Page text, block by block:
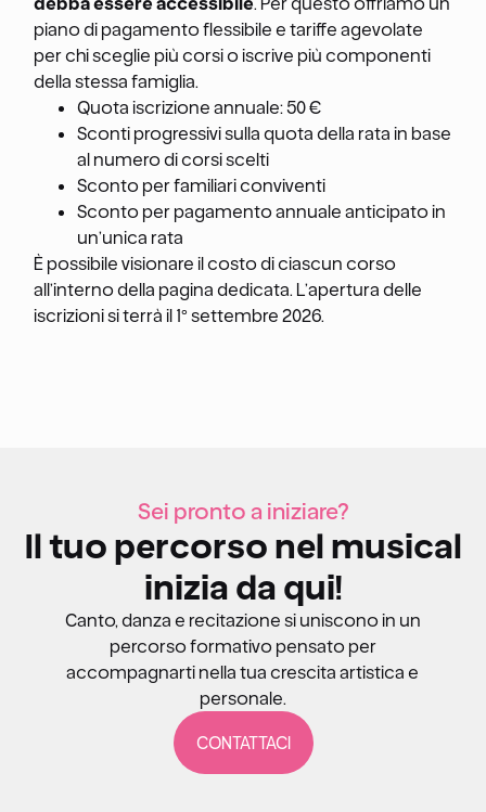
piano di pagamento flessibile e tariffe agevolate
per chi sceglie più corsi o iscrive più componenti
della stessa famiglia.
Quota iscrizione annuale: 50 €
Sconti progressivi sulla quota della rata in base
al numero di corsi scelti
Sconto per familiari conviventi
Sconto per pagamento annuale anticipato in
un’unica rata
È possibile visionare il costo di ciascun corso
all’interno della pagina dedicata. L’apertura delle
iscrizioni si terrà il 1° settembre 2026.
Sei pronto a iniziare?
Il tuo percorso nel musical
inizia da qui!
Canto, danza e recitazione si uniscono in un
percorso formativo pensato per
accompagnarti nella tua crescita artistica e
personale.
CONTATTACI